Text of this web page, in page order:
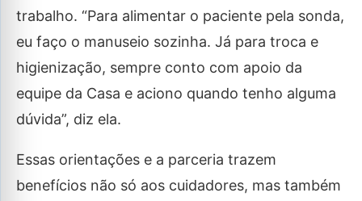
trabalho. “Para alimentar o paciente pela sonda,
eu faço o manuseio sozinha. Já para troca e
higienização, sempre conto com apoio da
equipe da Casa e aciono quando tenho alguma
dúvida”, diz ela.
Essas orientações e a parceria trazem
benefícios não só aos cuidadores, mas também